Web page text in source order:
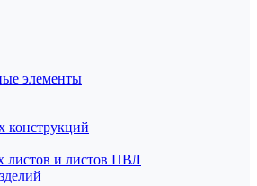
элементы
конструкций
листов и листов ПВЛ